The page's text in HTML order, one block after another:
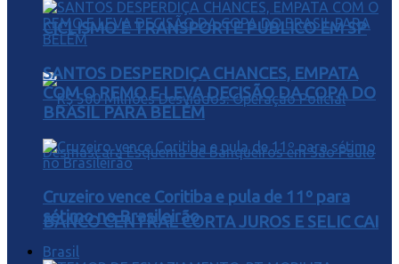
CICLISMO E TRANSPORTE PÚBLICO EM SP
BANCO CENTRAL CORTA JUROS E SELIC CAI
SANTOS DESPERDIÇA CHANCES, EMPATA
COM O REMO E LEVA DECISÃO DA COPA DO
BRASIL PARA BELÉM
Cruzeiro vence Coritiba e pula de 11º para
sétimo no Brasileirão
Brasil